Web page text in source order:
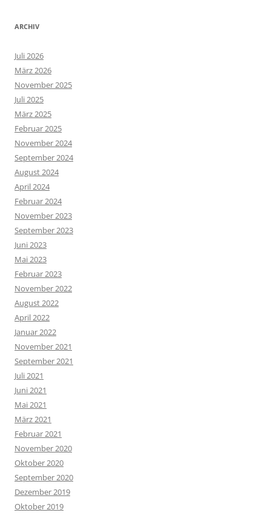
ARCHIV
Juli 2026
März 2026
November 2025
Juli 2025
März 2025
Februar 2025
November 2024
September 2024
August 2024
April 2024
Februar 2024
November 2023
September 2023
Juni 2023
Mai 2023
Februar 2023
November 2022
August 2022
April 2022
Januar 2022
November 2021
September 2021
Juli 2021
Juni 2021
Mai 2021
März 2021
Februar 2021
November 2020
Oktober 2020
September 2020
Dezember 2019
Oktober 2019